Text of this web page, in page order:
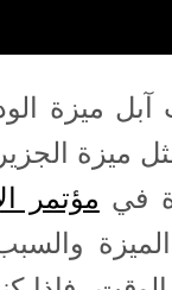
ميزة
ميزة
في مؤتمر
والسبب